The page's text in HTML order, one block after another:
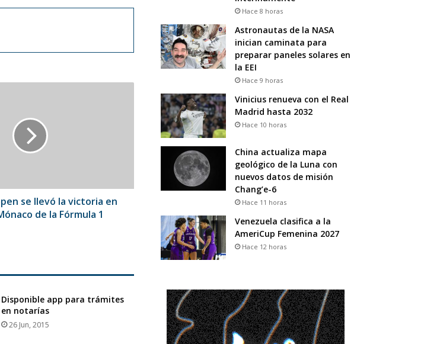
se llevó la victoria en
de la Fórmula 1
Disponible app para trámites
en notarías
26 Jun, 2015
Hace 8 horas
Astronautas de la NASA
inician caminata para
preparar paneles solares en
la EEI
Hace 9 horas
Vinicius renueva con el Real
Madrid hasta 2032
Hace 10 horas
China actualiza mapa
geológico de la Luna con
nuevos datos de misión
Chang’e-6
Hace 11 horas
Venezuela clasifica a la
AmeriCup Femenina 2027
Hace 12 horas